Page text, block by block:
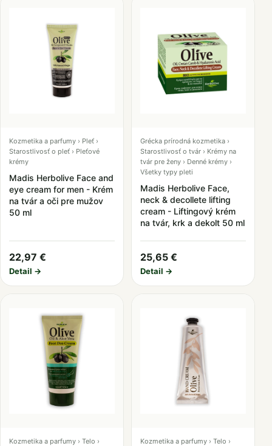
Kozmetika a parfumy › Pleť ›
Starostlivosť o pleť › Pleťové
krémy
Madis Herbolive Face and
eye cream for men - Krém
na tvár a oči pre mužov
50 ml
22,97 €
Detail →
Grécka prírodná kozmetika ›
Starostlivosť o tvár › Krémy na
tvár pre ženy › Denné krémy ›
Všetky typy pleti
Madis Herbolive Face,
neck & decollete lifting
cream - Liftingový krém
na tvár, krk a dekolt 50 ml
25,65 €
Detail →
Kozmetika a parfumy › Telo ›
Kozmetika a parfumy › Telo ›